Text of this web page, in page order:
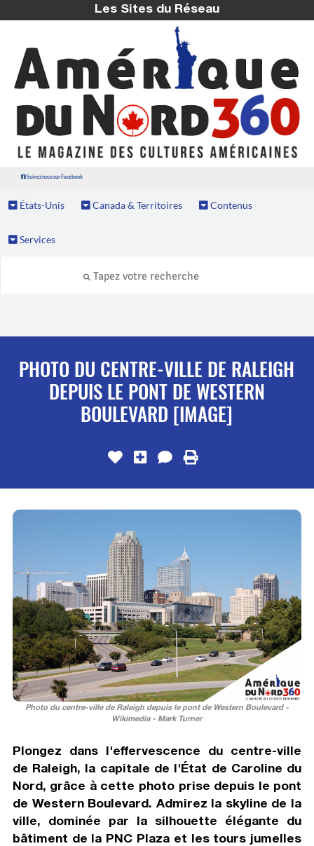
Les Sites du Réseau
Suivez nous sur Facebook
États-Unis Canada & Territoires Contenus
Services
PHOTO DU CENTRE-VILLE DE RALEIGH
DEPUIS LE PONT DE WESTERN
BOULEVARD [IMAGE]
Photo du centre-ville de Raleigh depuis le pont de Western Boulevard -
Wikimedia - Mark Turner
Plongez dans l'effervescence du centre-ville
de Raleigh, la capitale de l'État de Caroline du
Nord, grâce à cette photo prise depuis le pont
de Western Boulevard. Admirez la skyline de la
ville, dominée par la silhouette élégante du
bâtiment de la PNC Plaza et les tours jumelles